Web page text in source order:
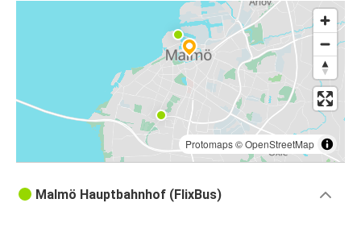
Protomaps©OpenStreetMap
Malmö Hauptbahnhof (FlixBus)